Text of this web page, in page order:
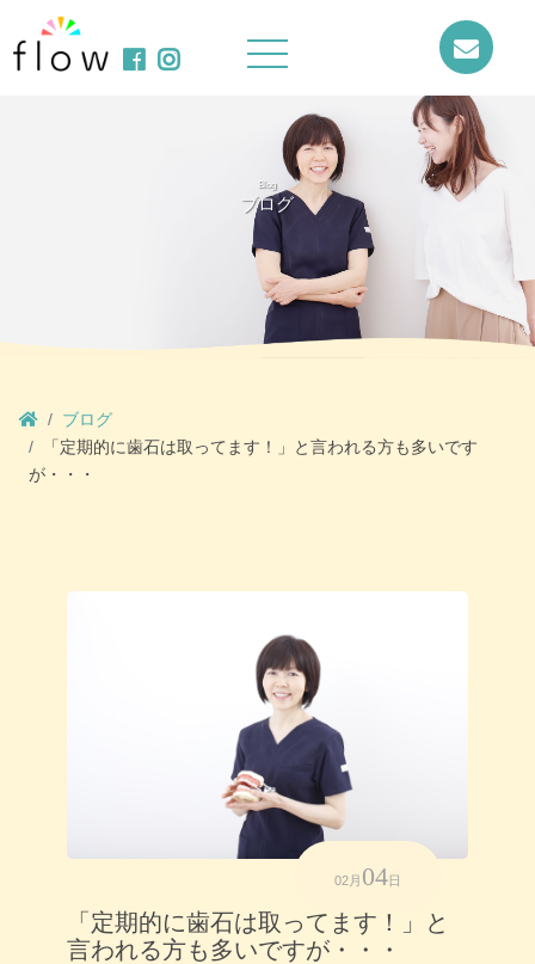
Blog
ブログ
ブログ
「定期的に歯石は取ってます！」と言われる方も多いです
が・・・
02月 04日
「定期的に歯石は取ってます！」と
言われる方も多いですが・・・